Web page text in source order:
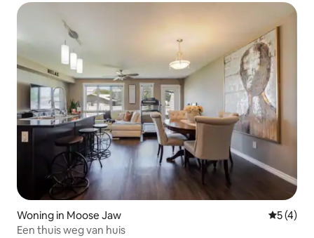
Woning in Moose Jaw
5 (4)
Een thuis weg van huis